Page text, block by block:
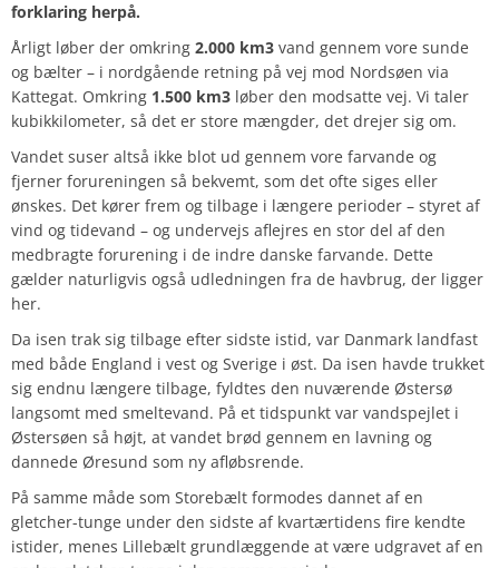
forklaring herpå.
Årligt løber der omkring 2.000 km3 vand gennem vore sunde
og bælter – i nordgående retning på vej mod Nordsøen via
Kattegat. Omkring 1.500 km3 løber den modsatte vej. Vi taler
kubikkilometer, så det er store mængder, det drejer sig om.
Vandet suser altså ikke blot ud gennem vore farvande og
fjerner forureningen så bekvemt, som det ofte siges eller
ønskes. Det kører frem og tilbage i længere perioder – styret af
vind og tidevand – og undervejs aflejres en stor del af den
medbragte forurening i de indre danske farvande. Dette
gælder naturligvis også udledningen fra de havbrug, der ligger
her.
Da isen trak sig tilbage efter sidste istid, var Danmark landfast
med både England i vest og Sverige i øst. Da isen havde trukket
sig endnu længere tilbage, fyldtes den nuværende Østersø
langsomt med smeltevand. På et tidspunkt var vandspejlet i
Østersøen så højt, at vandet brød gennem en lavning og
dannede Øresund som ny afløbsrende.
På samme måde som Storebælt formodes dannet af en
gletcher-tunge under den sidste af kvartærtidens fire kendte
istider, menes Lillebælt grundlæggende at være udgravet af en